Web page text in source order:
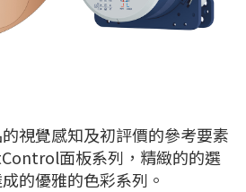
視覺感知及初評價的參考要素
面板系列，精緻的的選
的優雅的色彩系列。